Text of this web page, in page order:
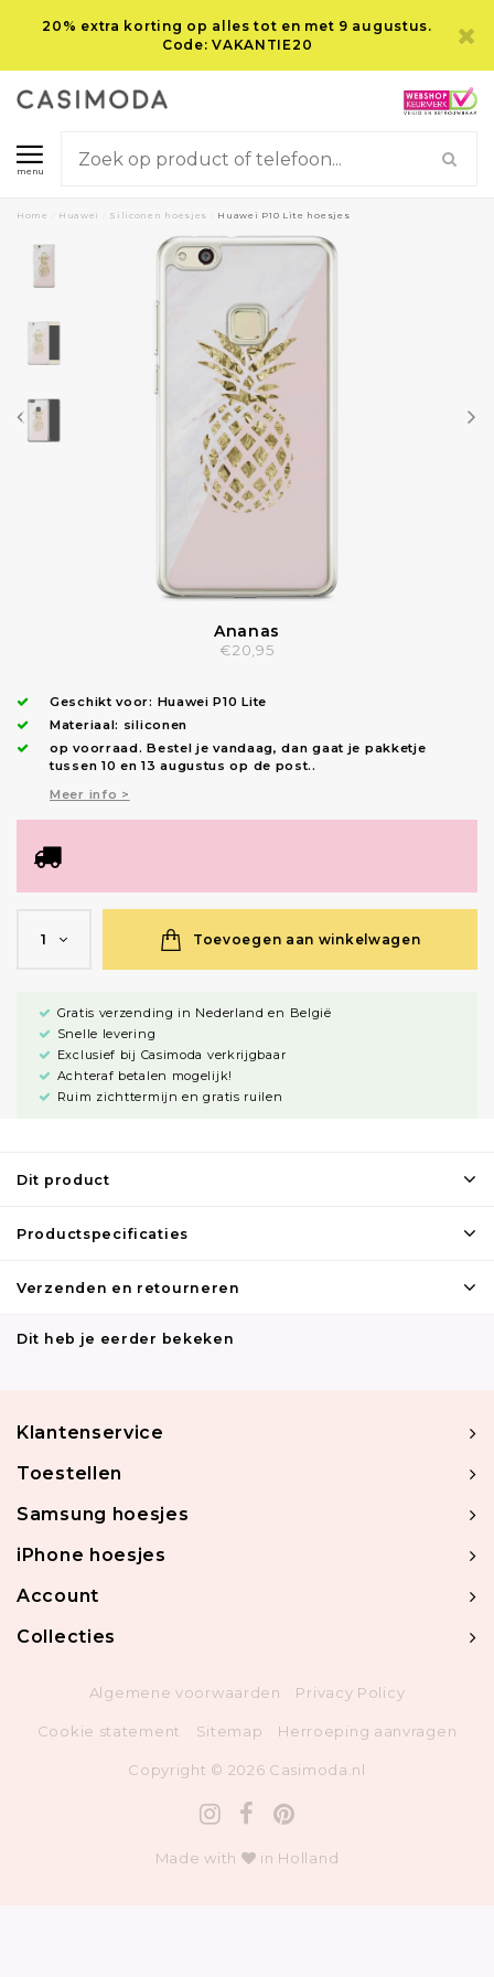
20% extra korting op alles tot en met 9 augustus.
Code: VAKANTIE20
menu
Home Huawei Siliconen hoesjes Huawei P10 Lite hoesjes
Ananas
€20,95
Geschikt voor: Huawei P10 Lite
Materiaal: siliconen
op voorraad.Bestel je vandaag, dan gaat je pakketje
tussen 10 en 13 augustus op de post..
Meer info >
1 Toevoegen aan winkelwagen
Gratis verzending in Nederland en België
Snelle levering
Exclusief bij Casimoda verkrijgbaar
Achteraf betalen mogelijk!
Ruim zichttermijn en gratis ruilen
Dit product
Productspecificaties
Verzenden en retourneren
Dit heb je eerder bekeken
Klantenservice
Toestellen
Samsung hoesjes
iPhone hoesjes
Account
Collecties
Algemene voorwaarden Privacy Policy
Cookie statement Sitemap Herroeping aanvragen
Copyright © 2026 Casimoda.nl
Made with in Holland